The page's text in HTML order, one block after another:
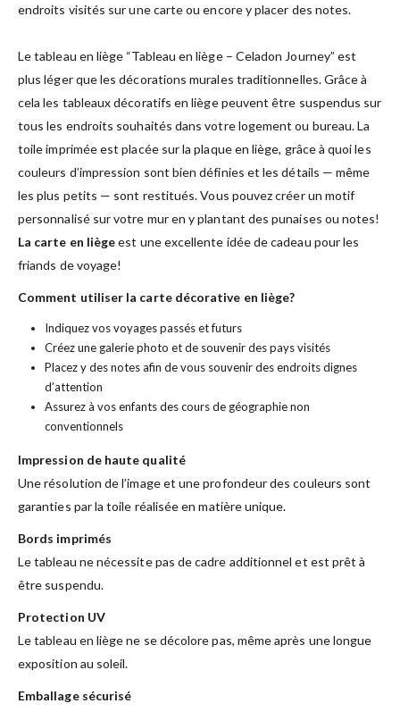
endroits visités sur une carte ou encore y placer des notes.
Le tableau en liège “Tableau en liège – Celadon Journey” est
plus léger que les décorations murales traditionnelles. Grâce à
cela les tableaux décoratifs en liège peuvent être suspendus sur
tous les endroits souhaités dans votre logement ou bureau. La
toile imprimée est placée sur la plaque en liège, grâce à quoi les
couleurs d’impression sont bien définies et les détails — même
les plus petits — sont restitués. Vous pouvez créer un motif
personnalisé sur votre mur en y plantant des punaises ou notes!
La carte en liègeest une excellente idée de cadeau pour les
friands de voyage!
Comment utiliser la carte décorative en liège?
Indiquez vos voyages passés et futurs
Créez une galerie photo et de souvenir des pays visités
Placez y des notes afin de vous souvenir des endroits dignes
d’attention
Assurez à vos enfants des cours de géographie non
conventionnels
Impression de haute qualité
Une résolution de l’image et une profondeur des couleurs sont
garanties par la toile réalisée en matière unique.
Bords imprimés
Le tableau ne nécessite pas de cadre additionnel et est prêt à
être suspendu.
Protection UV
Le tableau en liège ne se décolore pas, même après une longue
exposition au soleil.
Emballage sécurisé